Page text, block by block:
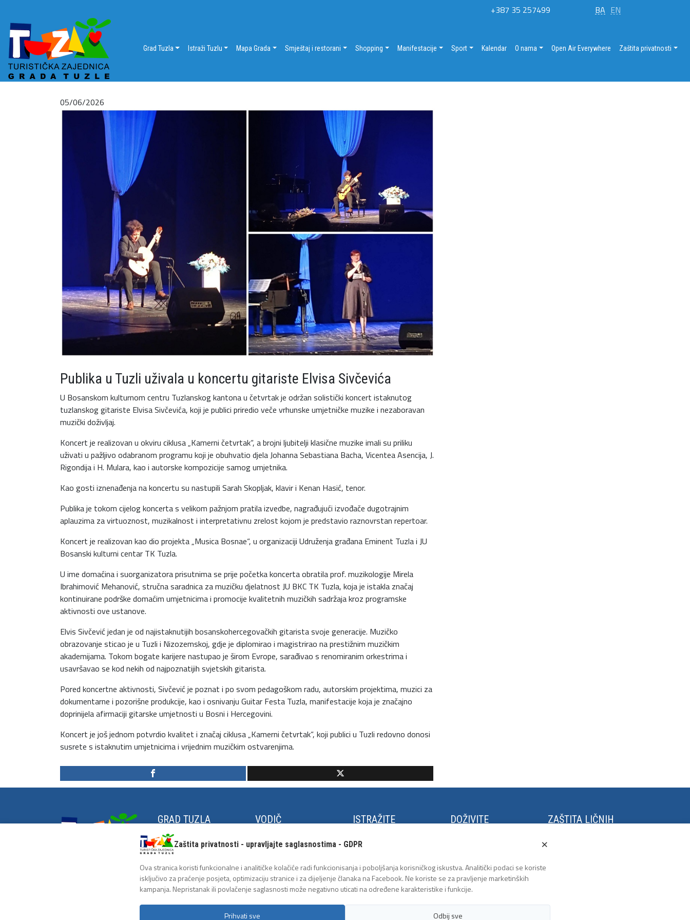
BA EN
+387 35 257499
Grad Tuzla Istraži Tuzlu Mapa Grada Smještaj i restorani Shopping Manifestacije Sport Kalendar O nama Open Air Everywhere Zaštita privatnosti
05/06/2026
Publika u Tuzli uživala u koncertu gitariste Elvisa Sivčevića
U Bosanskom kulturnom centru Tuzlanskog kantona u četvrtak je održan solistički koncert istaknutog
tuzlanskog gitariste Elvisa Sivčevića, koji je publici priredio veče vrhunske umjetničke muzike i nezaboravan
muzički doživljaj.
Koncert je realizovan u okviru ciklusa „Kamerni četvrtak“, a brojni ljubitelji klasične muzike imali su priliku
uživati u pažljivo odabranom programu koji je obuhvatio djela Johanna Sebastiana Bacha, Vicentea Asencija, J.
Rigondija i H. Mulara, kao i autorske kompozicije samog umjetnika.
Kao gosti iznenađenja na koncertu su nastupili Sarah Skopljak, klavir i Kenan Hasić, tenor.
Publika je tokom cijelog koncerta s velikom pažnjom pratila izvedbe, nagrađujući izvođače dugotrajnim
aplauzima za virtuoznost, muzikalnost i interpretativnu zrelost kojom je predstavio raznovrstan repertoar.
Koncert je realizovan kao dio projekta „Musica Bosnae“, u organizaciji Udruženja građana Eminent Tuzla i JU
Bosanski kulturni centar TK Tuzla.
U ime domaćina i suorganizatora prisutnima se prije početka koncerta obratila prof. muzikologije Mirela
Ibrahimović Mehanović, stručna saradnica za muzičku djelatnost JU BKC TK Tuzla, koja je istakla značaj
kontinuirane podrške domaćim umjetnicima i promocije kvalitetnih muzičkih sadržaja kroz programske
aktivnosti ove ustanove.
Elvis Sivčević jedan je od najistaknutijih bosanskohercegovačkih gitarista svoje generacije. Muzičko
obrazovanje sticao je u Tuzli i Nizozemskoj, gdje je diplomirao i magistrirao na prestižnim muzičkim
akademijama. Tokom bogate karijere nastupao je širom Evrope, sarađivao s renomiranim orkestrima i
usavršavao se kod nekih od najpoznatijih svjetskih gitarista.
Pored koncertne aktivnosti, Sivčević je poznat i po svom pedagoškom radu, autorskim projektima, muzici za
dokumentarne i pozorišne produkcije, kao i osnivanju Guitar Festa Tuzla, manifestacije koja je značajno
doprinijela afirmaciji gitarske umjetnosti u Bosni i Hercegovini.
Koncert je još jednom potvrdio kvalitet i značaj ciklusa „Kamerni četvrtak“, koji publici u Tuzli redovno donosi
susrete s istaknutim umjetnicima i vrijednim muzičkim ostvarenjima.
GRAD TUZLA
Grad na zrnu soli
Historija Tuzle
VODIČ
Turistički info centar
Tuzla
Javni prevoz
ISTRAŽITE
Trg Slobode
Geološka postavka
DOŽIVITE
Tuzlanski polumaraton
Tuzlanska biciklijada
ZAŠTITA LIČNIH
Zaštita privatnosti - upravljajte saglasnostima - GDPR ×
Ova stranica koristi funkcionalne i analitičke kolačiće radi funkcionisanja i poboljšanja korisničkog iskustva. Analitički podaci se koriste
isključivo za praćenje posjeta, optimizaciju stranice i za dijeljenje članaka na Facebook. Ne koriste se za pravljenje marketinških
kampanja. Nepristanak ili povlačenje saglasnosti može negativno uticati na određene karakteristike i funkcije.
Prihvati sve Odbij sve